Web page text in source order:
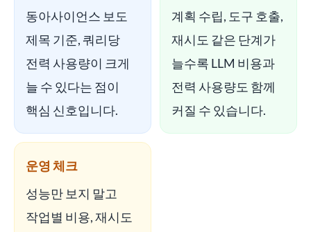
동아사이언스 보도
제목 기준, 쿼리당
전력 사용량이 크게
늘 수 있다는 점이
핵심 신호입니다.
계획 수립, 도구 호출,
재시도 같은 단계가
늘수록 LLM 비용과
전력 사용량도 함께
커질 수 있습니다.
운영 체크
성능만 보지 말고
작업별 비용, 재시도